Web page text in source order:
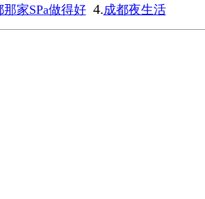
那家SPa做得好 4.成都夜生活